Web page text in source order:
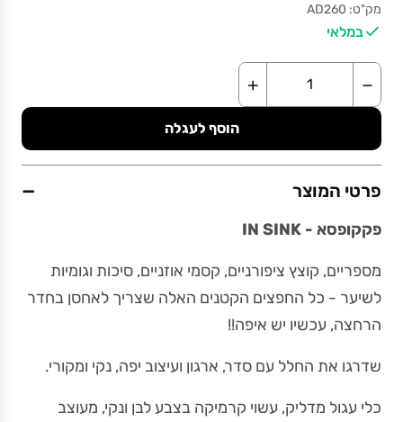
מק"ט: AD260
במלאי
−
+
הוסף לעגלה
פרטי המוצר −
פקקופסא - IN SINK
מספריים, קוצץ ציפורניים, קסמי אוזניים, סיכות וגומיות
לשיער - כל החפצים הקטנים האלה שצריך לאחסן בחדר
הרחצה, עכשיו יש איפה!!
שדרגו את החלל עם סדר, ארגון ועיצוב יפה, נקי ומקורי.
כלי עגול מדליק, עשוי קרמיקה בצבע לבן ונקי, מעוצב